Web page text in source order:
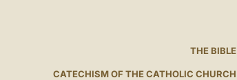
THE BIBLE
CATECHISM OF THE CATHOLIC CHURCH